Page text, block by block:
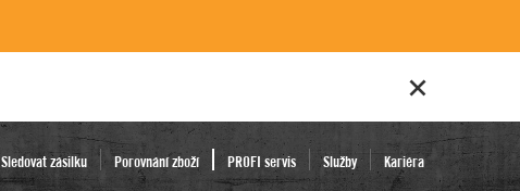
Sledovat zásilku Porovnání zboží PROFI servis Služby Kariéra